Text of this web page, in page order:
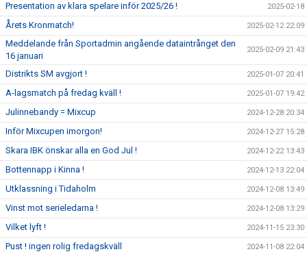
Presentation av klara spelare inför 2025/26 ! 2025-02-18
Årets Kronmatch! 2025-02-12 22:09
Meddelande från Sportadmin angående dataintrånget den
16 januari
2025-02-09 21:43
Distrikts SM avgjort ! 2025-01-07 20:41
A-lagsmatch på fredag kväll ! 2025-01-07 19:42
Julinnebandy = Mixcup 2024-12-28 20:34
Inför Mixcupen imorgon! 2024-12-27 15:28
Skara IBK önskar alla en God Jul ! 2024-12-22 13:43
Bottennapp i Kinna ! 2024-12-13 22:04
Utklassning i Tidaholm 2024-12-08 13:49
Vinst mot serieledarna ! 2024-12-08 13:29
Vilket lyft ! 2024-11-15 23:30
Pust ! ingen rolig fredagskväll 2024-11-08 22:04